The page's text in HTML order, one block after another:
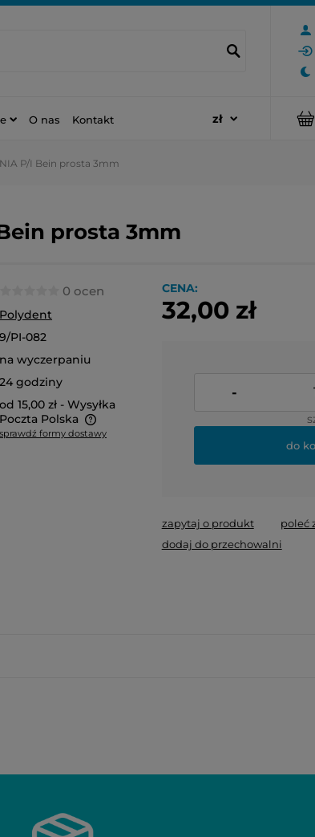
O nas Kontakt
P/I Bein prosta 3mm
prosta 3mm
0 ocen
Polydent
9/PI-082
na wyczerpaniu
24 godziny
od 15,00 zł - Wysyłka
Poczta Polska
sprawdź formy dostawy
CENA:
32,00 zł
-
do
zapytaj o produkt poleć
dodaj do przechowalni